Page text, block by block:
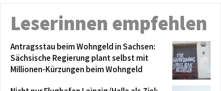
Leserinnen empfehlen
Antragsstau beim Wohngeld in Sachsen:
Sächsische Regierung plant selbst mit
Millionen-Kürzungen beim Wohngeld